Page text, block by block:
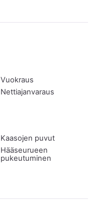
Vuokraus
Nettiajanvaraus
Kaasojen puvut
Hääseurueen
pukeutuminen